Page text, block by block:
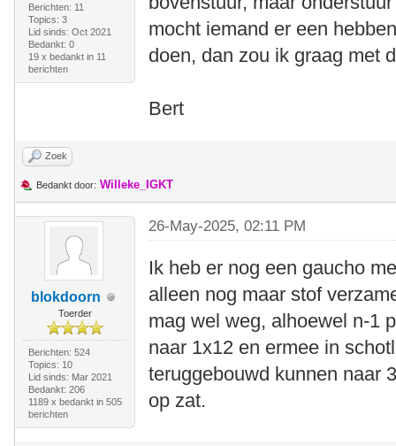
Berichten: 11
Topics: 3
Lid sinds: Oct 2021
Bedankt: 0
19 x bedankt in 11
berichten
mocht iemand er een
doen, dan zou ik graag met
Bert
Zoek
Bedankt door: Willeke_IGKT
blokdoorn
Toerder
Berichten: 524
Topics: 10
Lid sinds: Mar 2021
Bedankt: 206
1189 x bedankt in 505
berichten
26-May-2025, 02:11 PM
Ik heb er nog een gaucho
alleen nog maar stof
mag wel weg, alhoewel n-1
naar 1x12 en ermee in
teruggebouwd kunnen naar
op zat.